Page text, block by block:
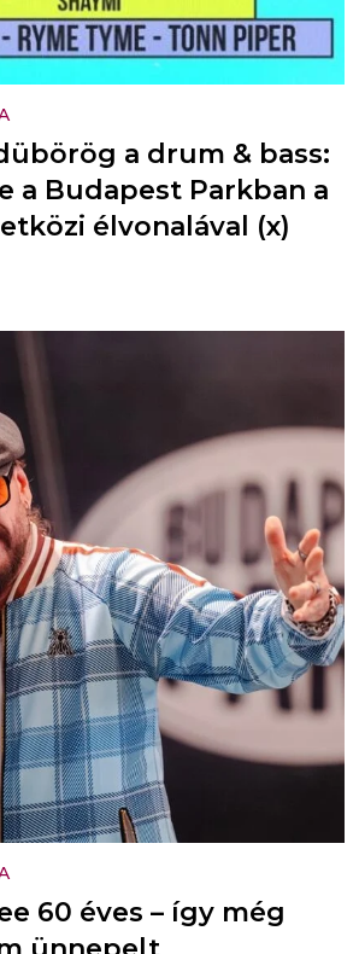
a drum & bass:
a Budapest Parkban a
élvonalával (x)
60 éves – így még